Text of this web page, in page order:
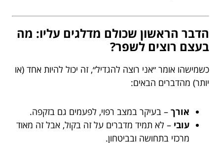
הדבר הראשון שכולם מדלגים עליו: מה
בעצם רוצים לשפר?
כשמישהו אומר ״אני רוצה להגדיל״, זה יכול להיות אחד (או
יותר) מהדברים הבאים:
אורך – בעיקר במצב רפוי, לפעמים גם בזקפה.
עובי – לא תמיד מדברים על זה בקול, אבל זה מאוד
מרכזי בתחושה ובביטחון.